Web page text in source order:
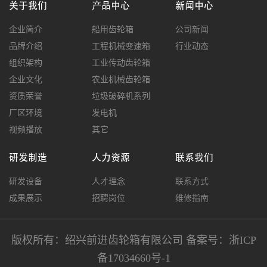
关于我们
企业简介
品牌介绍
组织架构
企业文化
资质荣誉
厂区环境
视频播放
产品中心
船用齿轮箱
工程机械变速箱
工业传动齿轮箱
农业机械齿轮箱
垃圾破碎机系列
发电机
其它
新闻中心
公司新闻
行业动态
研发制造
研发设备
成果展示
人力资源
人才理念
招聘岗位
联系我们
联系方式
维修指南
版权所有：绍兴前进齿轮箱有限公司 备案号： 浙ICP
备17034660号-1